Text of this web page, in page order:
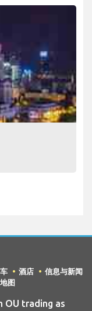
酒店
信息与新闻
图
OU trading as